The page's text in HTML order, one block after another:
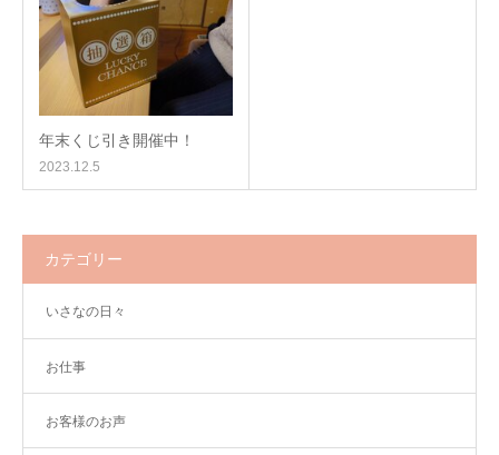
年末くじ引き開催中！
2023.12.5
カテゴリー
いさなの日々
お仕事
お客様のお声